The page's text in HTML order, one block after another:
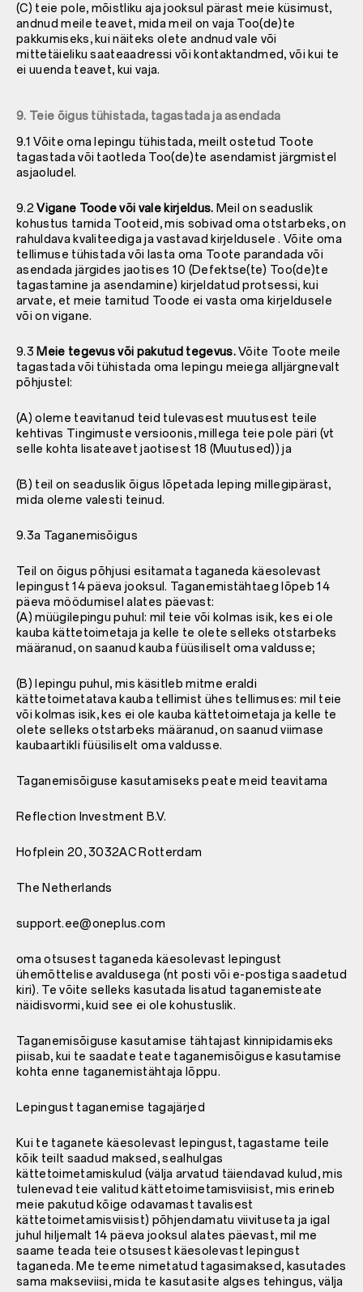
(C) teie pole, mõistliku aja jooksul pärast meie küsimust,
andnud meile teavet, mida meil on vaja Too(de)te
pakkumiseks, kui näiteks olete andnud vale või
mittetäieliku saateaadressi või kontaktandmed, või kui te
ei uuenda teavet, kui vaja.
9. Teie õigus tühistada, tagastada ja asendada
9.1 Võite oma lepingu tühistada, meilt ostetud Toote
tagastada või taotleda Too(de)te asendamist järgmistel
asjaoludel.
9.2Vigane Toode või vale kirjeldus. Meil on seaduslik
kohustus tarnida Tooteid, mis sobivad oma otstarbeks, on
rahuldava kvaliteediga ja vastavad kirjeldusele . Võite oma
tellimuse tühistada või lasta oma Toote parandada või
asendada järgides jaotises 10 (Defektse(te) Too(de)te
tagastamine ja asendamine) kirjeldatud protsessi, kui
arvate, et meie tarnitud Toode ei vasta oma kirjeldusele
või on vigane.
9.3 Meie tegevus või pakutud tegevus.Võite Toote meile
tagastada või tühistada oma lepingu meiega alljärgnevalt
põhjustel:
(A) oleme teavitanud teid tulevasest muutusest teile
kehtivas Tingimuste versioonis, millega teie pole päri (vt
selle kohta lisateavet jaotisest 18 (Muutused)) ja
(B) teil on seaduslik õigus lõpetada leping millegipärast,
mida oleme valesti teinud.
9.3a Taganemisõigus
Teil on õigus põhjusi esitamata taganeda käesolevast
lepingust 14 päeva jooksul. Taganemistähtaeg lõpeb 14
päeva möödumisel alates päevast:
(A) müügilepingu puhul: mil teie või kolmas isik, kes ei ole
kauba kättetoimetaja ja kelle te olete selleks otstarbeks
määranud, on saanud kauba füüsiliselt oma valdusse;
(B) lepingu puhul, mis käsitleb mitme eraldi
kättetoimetatava kauba tellimist ühes tellimuses: mil teie
või kolmas isik, kes ei ole kauba kättetoimetaja ja kelle te
olete selleks otstarbeks määranud, on saanud viimase
kaubaartikli füüsiliselt oma valdusse.
Taganemisõiguse kasutamiseks peate meid teavitama
Reflection Investment B.V.
Hofplein 20, 3032AC Rotterdam
The Netherlands
support.ee@oneplus.com
oma otsusest taganeda käesolevast lepingust
ühemõttelise avaldusega (nt posti või e-postiga saadetud
kiri). Te võite selleks kasutada lisatud taganemisteate
näidisvormi, kuid see ei ole kohustuslik.
Taganemisõiguse kasutamise tähtajast kinnipidamiseks
piisab, kui te saadate teate taganemisõiguse kasutamise
kohta enne taganemistähtaja lõppu.
Lepingust taganemise tagajärjed
Kui te taganete käesolevast lepingust, tagastame teile
kõik teilt saadud maksed, sealhulgas
kättetoimetamiskulud (välja arvatud täiendavad kulud, mis
tulenevad teie valitud kättetoimetamisviisist, mis erineb
meie pakutud kõige odavamast tavalisest
kättetoimetamisviisist) põhjendamatu viivituseta ja igal
juhul hiljemalt 14 päeva jooksul alates päevast, mil me
saame teada teie otsusest käesolevast lepingust
taganeda. Me teeme nimetatud tagasimaksed, kasutades
sama makseviisi, mida te kasutasite algses tehingus, välja